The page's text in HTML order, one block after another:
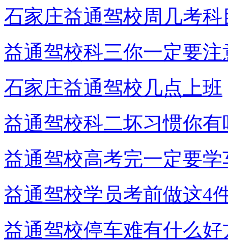
石家庄益通驾校周几考科
益通驾校科三你一定要注
石家庄益通驾校几点上班
益通驾校科二坏习惯你有
益通驾校高考完一定要学
益通驾校学员考前做这4
益通驾校停车难有什么